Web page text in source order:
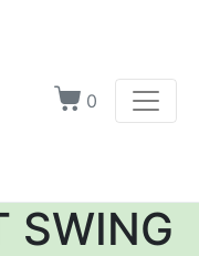
0
SWING